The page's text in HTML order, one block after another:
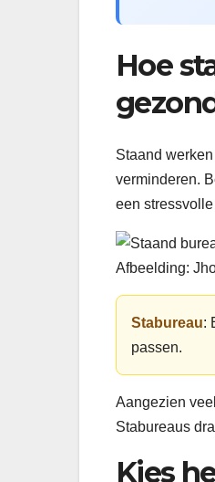
Hoe
Staand
verminderen.
een
Afbeelding:
Stabureau:
passen.
Aangezien
Stabureaus
Kies